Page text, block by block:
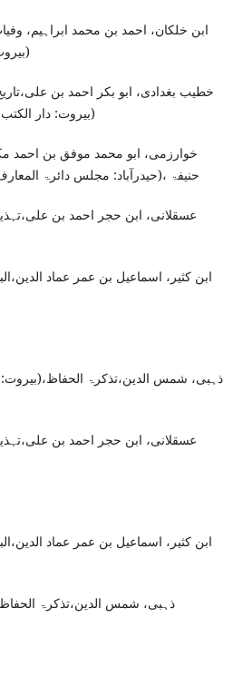
ابن خلکان، احمد بن محمد ابراہیم، وفیات
(بیروت:
خطیب بغدادی، ابو بکر احمد بن
(بیروت: دار الکتب العلمیہ،
خوارزمی، ابو محمد موفق بن احمد
حنیفۃ ،(حیدرآباد: مجلس دائرۃ المعارف، 1432ھ)، 2/160، 1/
عسقلانی، ابن حجر احمد بن
ابن کثیر، اسماعیل بن عمر عماد
عسقلانی، ابن حجر احمد بن
ابن کثیر، اسماعیل بن عمر عماد
ذہبی، شمس الدین،تذکرۃ